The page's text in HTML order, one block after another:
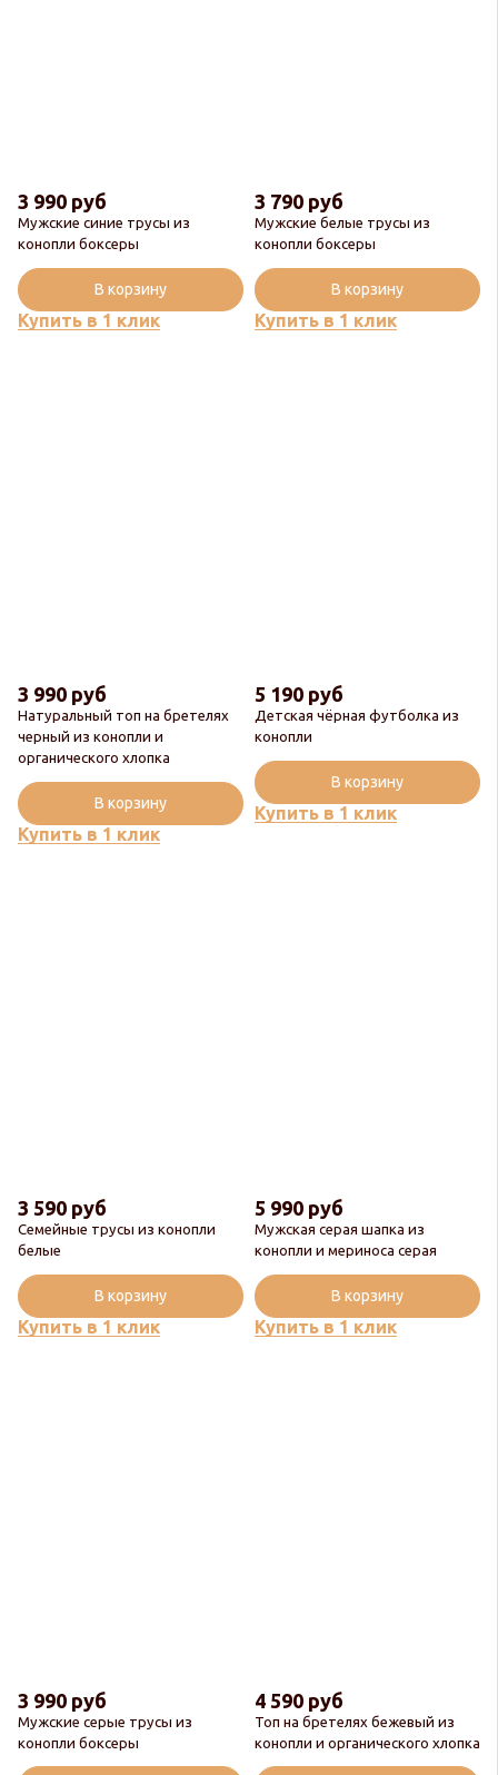
Популярный
Мужские синие трусы из
конопли боксеры
3 990 руб
Купить в 1 клик
В корзину
Мужские белые трусы из
конопли боксеры
3 790 руб
Купить в 1 клик
В корзину
Натуральный топ на бретелях
черный из конопли и
органического хлопка
3 990 руб
Купить в 1 клик
В корзину
Новинка
Детская чёрная футболка из
конопли
5 190 руб
Купить в 1 клик
В корзину
Семейные трусы из конопли
белые
3 590 руб
Купить в 1 клик
В корзину
Мужская серая шапка из
конопли и мериноса серая
5 990 руб
Купить в 1 клик
В корзину
Мужские серые трусы из
конопли боксеры
3 990 руб
Топ на бретелях бежевый из
конопли и органического хлопка
4 590 руб